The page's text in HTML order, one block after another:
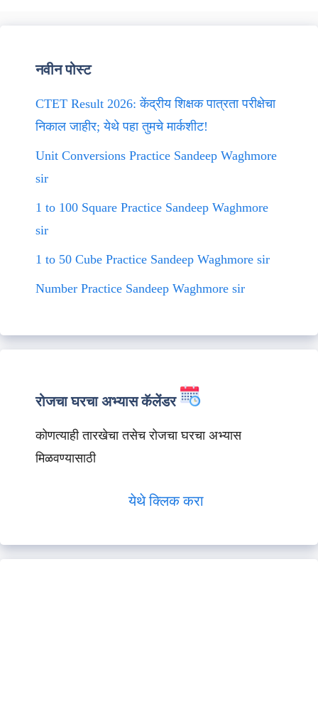
नवीन पोस्ट
CTET Result 2026: केंद्रीय शिक्षक पात्रता परीक्षेचा
निकाल जाहीर; येथे पहा तुमचे मार्कशीट!
Unit Conversions Practice Sandeep Waghmore
sir
1 to 100 Square Practice Sandeep Waghmore
sir
1 to 50 Cube Practice Sandeep Waghmore sir
Number Practice Sandeep Waghmore sir
रोजचा घरचा अभ्यास कॅलेंडर
कोणत्याही तारखेचा तसेच रोजचा घरचा अभ्यास
मिळवण्यासाठी
येथे क्लिक करा